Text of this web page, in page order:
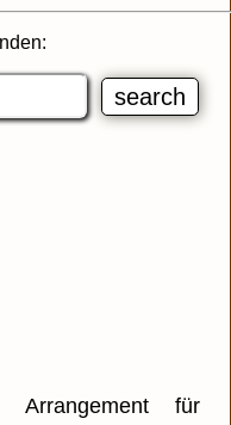
für